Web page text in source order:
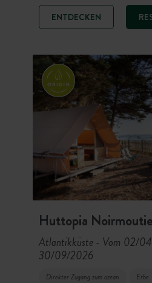
gesellig,
schattigen
verschiedenen
Natur und
gehen. Vor Ort
Schwimmbäder
ENTDECKEN
Huttopia
Atlantikküste - Vom 02/
30/09/2026
Direkter Zugang zum ozean Erbe